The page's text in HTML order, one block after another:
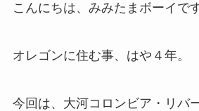
こんにちは、みみたまボーイです
オレゴンに住む事、はや４年。
今回は、大河コロンビア・リバ